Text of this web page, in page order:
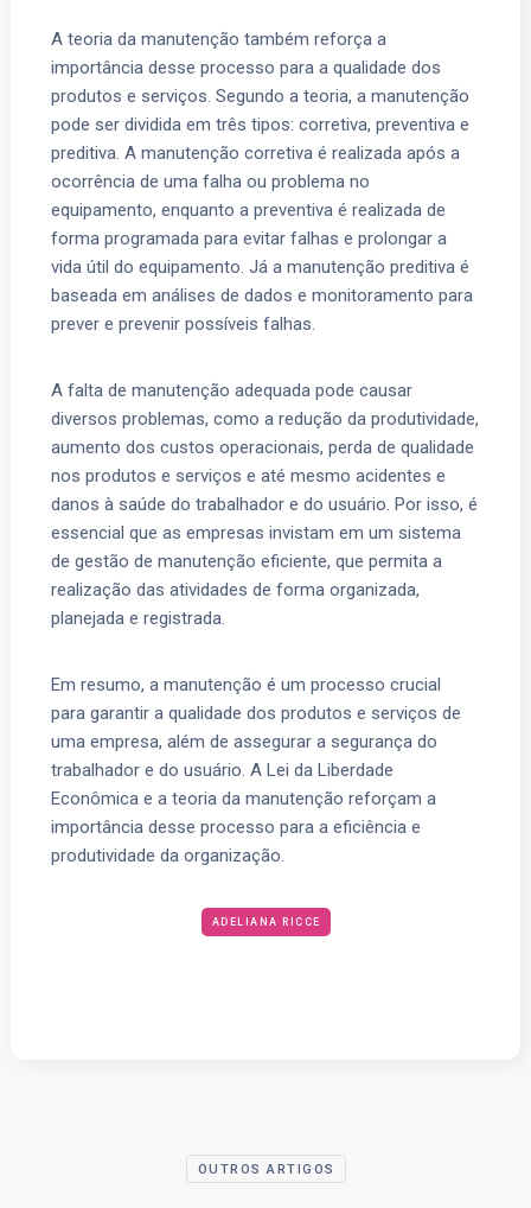
A teoria da manutenção também reforça a
importância desse processo para a qualidade dos
produtos e serviços. Segundo a teoria, a manutenção
pode ser dividida em três tipos: corretiva, preventiva e
preditiva. A manutenção corretiva é realizada após a
ocorrência de uma falha ou problema no
equipamento, enquanto a preventiva é realizada de
forma programada para evitar falhas e prolongar a
vida útil do equipamento. Já a manutenção preditiva é
baseada em análises de dados e monitoramento para
prever e prevenir possíveis falhas.
A falta de manutenção adequada pode causar
diversos problemas, como a redução da produtividade,
aumento dos custos operacionais, perda de qualidade
nos produtos e serviços e até mesmo acidentes e
danos à saúde do trabalhador e do usuário. Por isso, é
essencial que as empresas invistam em um sistema
de gestão de manutenção eficiente, que permita a
realização das atividades de forma organizada,
planejada e registrada.
Em resumo, a manutenção é um processo crucial
para garantir a qualidade dos produtos e serviços de
uma empresa, além de assegurar a segurança do
trabalhador e do usuário. A Lei da Liberdade
Econômica e a teoria da manutenção reforçam a
importância desse processo para a eficiência e
produtividade da organização.
ADELIANA RICCE
OUTROS ARTIGOS